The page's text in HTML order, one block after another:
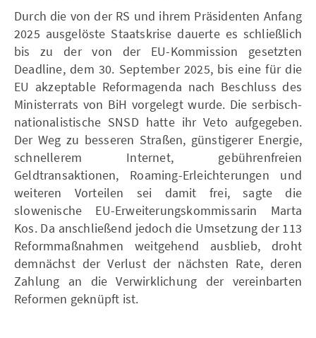
Durch die von der RS und ihrem Präsidenten Anfang
2025 ausgelöste Staatskrise dauerte es schließlich
bis zu der von der EU-Kommission gesetzten
Deadline, dem 30. September 2025, bis eine für die
EU akzeptable Reformagenda nach Beschluss des
Ministerrats von BiH vorgelegt wurde. Die serbisch-
nationalistische SNSD hatte ihr Veto aufgegeben.
Der Weg zu besseren Straßen, günstigerer Energie,
schnellerem Internet, gebührenfreien
Geldtransaktionen, Roaming-Erleichterungen und
weiteren Vorteilen sei damit frei, sagte die
slowenische EU-Erweiterungskommissarin Marta
Kos. Da anschließend jedoch die Umsetzung der 113
Reformmaßnahmen weitgehend ausblieb, droht
demnächst der Verlust der nächsten Rate, deren
Zahlung an die Verwirklichung der vereinbarten
Reformen geknüpft ist.